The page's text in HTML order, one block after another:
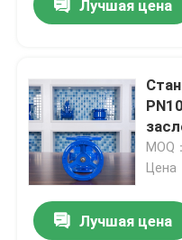
Дом
Продукты
О нас
Лучшая цена
MOQ
Цена
Лучшая цена